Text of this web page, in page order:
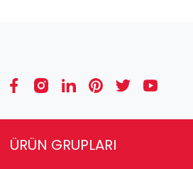
ÜRÜN GRUPLARI